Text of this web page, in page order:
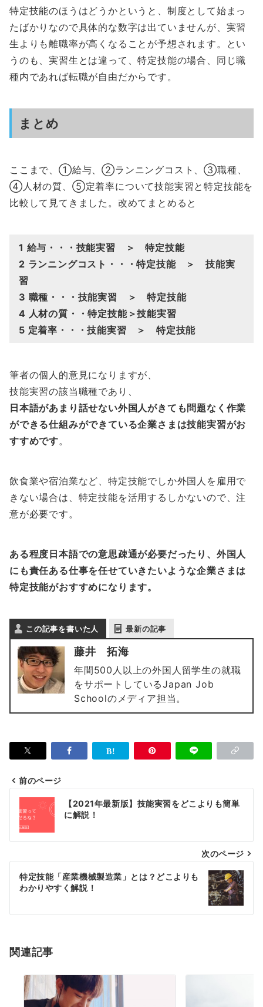
特定技能のほうはどうかというと、制度として始まっ
たばかりなので具体的な数字は出ていませんが、実習
生よりも離職率が高くなることが予想されます。とい
うのも、実習生とは違って、特定技能の場合、同じ職
種内であれば転職が自由だからです。
まとめ
ここまで、①給与、②ランニングコスト、③職種、
④人材の質、⑤定着率について技能実習と特定技能を
比較して見てきました。改めてまとめると
1 給与・・・技能実習 ＞ 特定技能
2 ランニングコスト・・・特定技能 ＞ 技能実
習
3 職種・・・技能実習 ＞ 特定技能
4 人材の質・・特定技能＞技能実習
5 定着率・・・技能実習 ＞ 特定技能
筆者の個人的意見になりますが、
技能実習の該当職種であり、
日本語があまり話せない外国人がきても問題なく作業
ができる仕組みができている企業さまは技能実習がお
すすめです。
飲食業や宿泊業など、特定技能でしか外国人を雇用で
きない場合は、特定技能を活用するしかないので、注
意が必要です。
ある程度日本語での意思疎通が必要だったり、外国人
にも責任ある仕事を任せていきたいような企業さまは
特定技能がおすすめになります。
この記事を書いた人 最新の記事
藤井 拓海
年間500人以上の外国人留学生の就職
をサポートしているJapan Job
Schoolのメディア担当。
前のページ
【2021年最新版】技能実習をどこよりも簡単
に解説！
次のページ
特定技能「産業機械製造業」とは？どこよりも
わかりやすく解説！
関連記事